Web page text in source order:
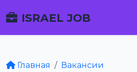
ISRAEL JOB
Главная
Вакансии